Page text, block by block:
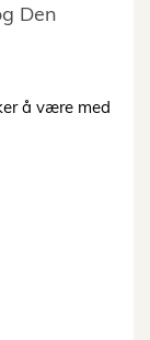
Den
å være med